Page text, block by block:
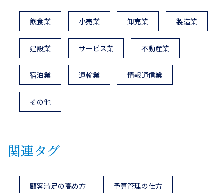
飲食業 小売業 卸売業 製造業
建設業 サービス業 不動産業
宿泊業 運輸業 情報通信業
その他
関連タグ
顧客満足の高め方 予算管理の仕方